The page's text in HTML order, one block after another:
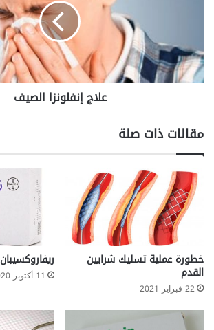
علاج إنفلونزا الصيف
مقالات ذات صلة
خطورة عملية تسليك شرايين
القدم
22 فبراير 2021
ريفاروكسيبان Rivaroxaban
11 أكتوبر 2020